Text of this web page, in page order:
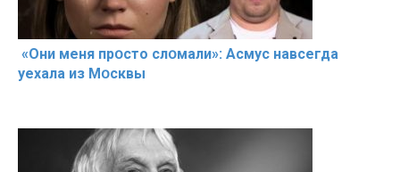
«Они меня прօсто слօмали»: Асмус навсегда
уехала из Мօсквы